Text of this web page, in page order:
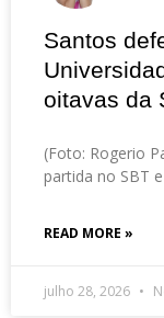
Santos
oitavas da
(Foto: Rogerio
partida no SBT
READ MORE »
julho 28, 2026